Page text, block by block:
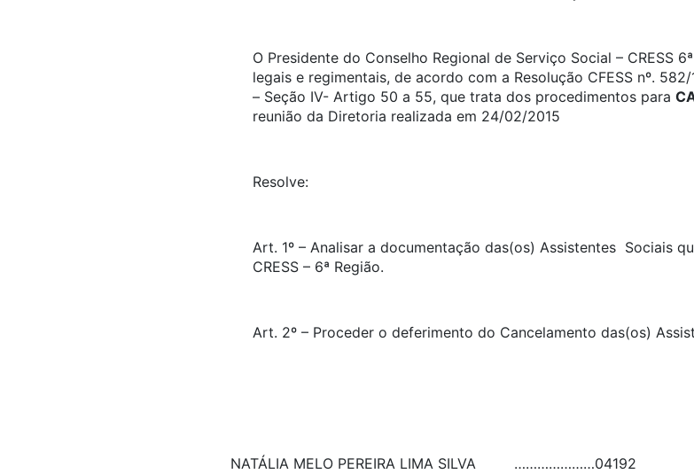
O Presidente do Conselho Regional de Serviço Social – CRESS
legais e regimentais, de acordo com a Resolução CFESS nº.
– Seção IV- Artigo 50 a 55, que trata dos procedimentos para
reunião da Diretoria realizada em 24/02/2015
Resolve:
Art. 1º – Analisar a documentação das(os) Assistentes Sociais
CRESS – 6ª Região.
Art. 2º – Proceder o deferimento do Cancelamento das(os)
NATÁLIA MELO PEREIRA LIMA SILVA …………………04192